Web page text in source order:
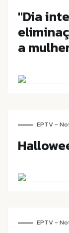
"Dia
a
EPTV -
EPTV -